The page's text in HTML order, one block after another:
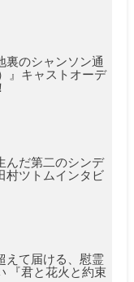
裏のシャンソン通
』キャストオーデ
んだ第二のシンデ
村ツトムインタビ
えて届ける、慰霊
『君と花火と約束